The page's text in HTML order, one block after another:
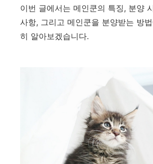
이번 글에서는 메인쿤의 특징, 분양
사항, 그리고 메인쿤을 분양받는 방
히 알아보겠습니다.